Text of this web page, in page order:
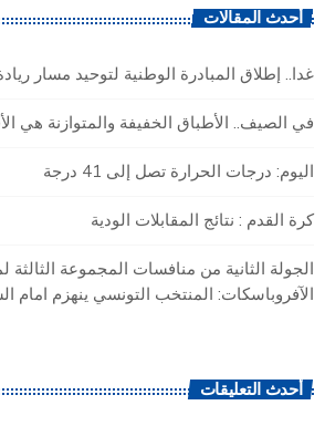
أحدث المقالات
غدا.. إطلاق المبادرة الوطنية لتوحيد مسار
في الصيف.. الأطباق الخفيفة والمتوازنة هي
اليوم: درجات الحرارة تصل إلى 41 درجة
كرة القدم : نتائج المقابلات الودية
الجولة الثانية من منافسات المجموعة الثالثة
الآفروباسكات: المنتخب التونسي ينهزم امام
أحدث التعليقات